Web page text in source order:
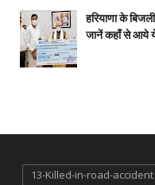
हरियाणा के
जानें कहाँ से आये
13-Killed-in-road-accident